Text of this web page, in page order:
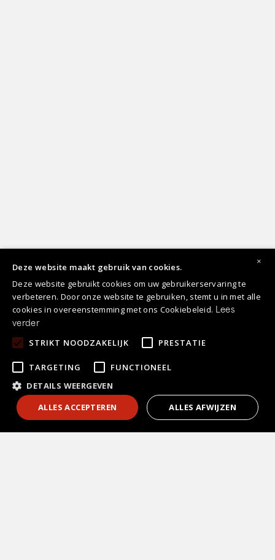
1
Contact
×
Deze website maakt gebruik van cookies.
Deze website gebruikt cookies om uw gebruikerservaring te
verbeteren. Door onze website te gebruiken, stemt u in met alle
cookies in overeenstemming met ons Cookiebeleid. Lees
verder
STRIKT NOODZAKELIJK PRESTATIE
TARGETING
FUNCTIONEEL
DETAILS WEERGEVEN
ALLES ACCEPTEREN
ALLES AFWIJZEN